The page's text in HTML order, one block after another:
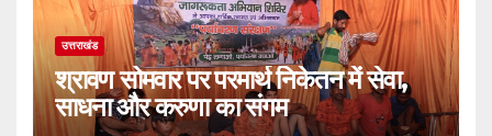
उत्तराखंड
श्रावण सोमवार पर परमार्थ निकेतन में सेवा,
साधना और करुणा का संगम